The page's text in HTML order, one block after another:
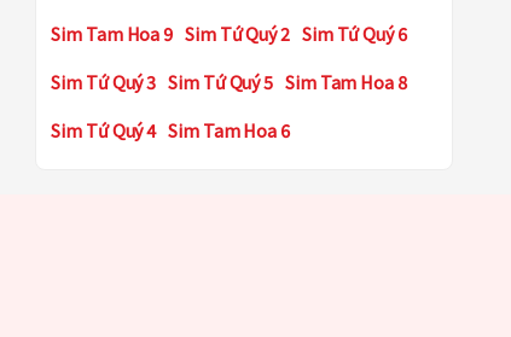
Sim Tam Hoa 9 Sim Tứ Quý 2 Sim Tứ Quý 6
Sim Tứ Quý 3 Sim Tứ Quý 5 Sim Tam Hoa 8
Sim Tứ Quý 4 Sim Tam Hoa 6